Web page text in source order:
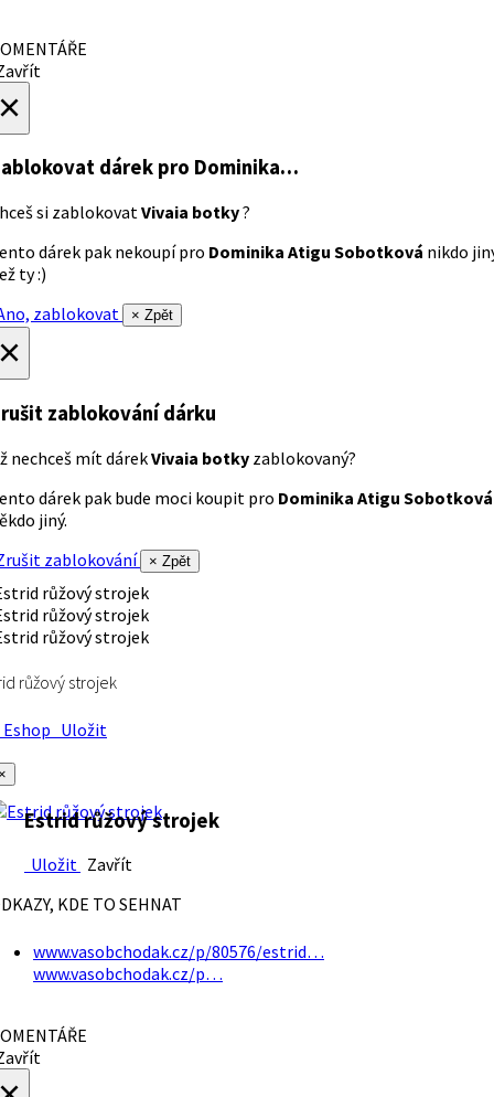
dárek pro Dominika…
si zablokovatVivaia botky?
dárek pak nekoupí pro Dominika Atigu Sobotková nikdo
ty :)
zablokovat
× Zpět
zablokování dárku
nechceš mít dárekVivaia botky zablokovaný?
dárek pak bude moci koupit pro Dominika Atigu Sobotková
jiný.
zablokování
× Zpět
růžový strojek
Uložit
Estrid růžový strojek
Uložit Zavřít
KDE TO SEHNAT
www.vasobchodak.cz/p/80576/estrid…
www.vasobchodak.cz/p…